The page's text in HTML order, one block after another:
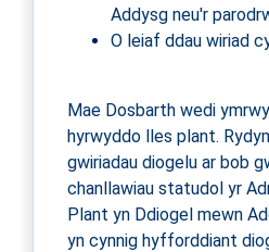
Addysg neu'r
O leiaf ddau wiriad
Mae Dosbarth wedi
hyrwyddo lles plant.
gwiriadau diogelu ar bob
chanllawiau statudol yr
Plant yn Ddiogel mewn
yn cynnig hyfforddiant